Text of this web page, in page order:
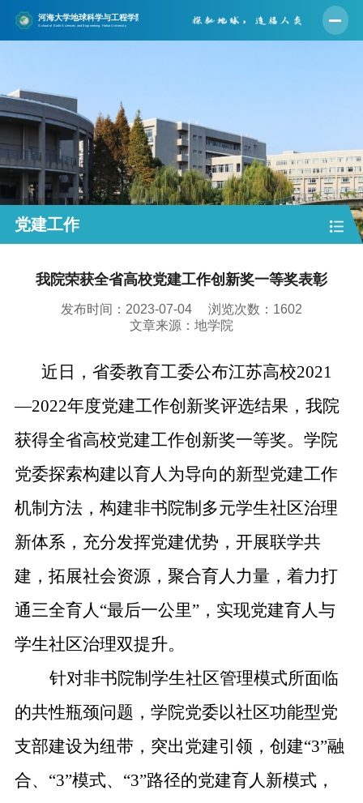
学院概况
师资队伍
人才培养
学科建设
科学研究
学生工作
实验中心
校友之家
党建工作
我院荣获全省高校党建工作创新奖一等奖表彰
发布时间：2023-07-04 浏览次数： 1602
文章来源：地学院
近日，省委教育工委公布江苏高校2021
—2022年度党建工作创新奖评选结果，我院
获得全省高校党建工作创新奖一等奖。学院
党委探索构建以育人为导向的新型党建工作
机制方法，构建非书院制多元学生社区治理
新体系，充分发挥党建优势，开展联学共
建，拓展社会资源，聚合育人力量，着力打
通三全育人“最后一公里”，实现党建育人与
学生社区治理双提升。
针对非书院制学生社区管理模式所面临
的共性瓶颈问题，学院党委以社区功能型党
支部建设为纽带，突出党建引领，创建“3”融
合、“3”模式、“3”路径的党建育人新模式，